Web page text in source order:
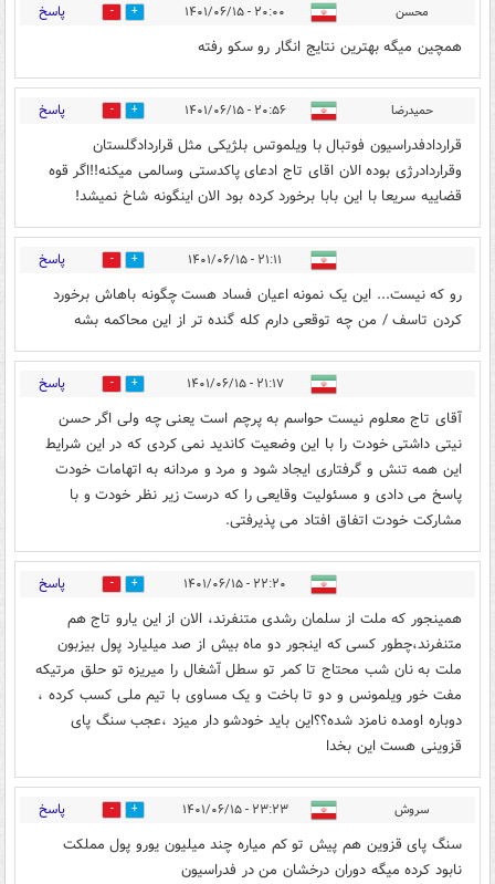
محسن ۲۰:۰۰ - ۱۴۰۱/۰۶/۱۵ 5 پاسخ
همچین میگه بهترین نتایج انگار رو سکو رفته
حمیدرضا ۲۰:۵۶ - ۱۴۰۱/۰۶/۱۵ 13 پاسخ
قراردادفدراسیون فوتبال با ویلموتس بلژیکی مثل قراردادگلستان
وقراردادرژی بوده الان اقای تاج ادعای پاکدستی وسالمی میکنه!!اگر قوه
قضاییه سریعا با این بابا برخورد کرده بود الان اینگونه شاخ نمیشد!
۲۱:۱۱ - ۱۴۰۱/۰۶/۱۵ 9 پاسخ
رو که نیست... این یک نمونه اعیان فساد هست چگونه باهاش برخورد
کردن تاسف / من چه توقعی دارم کله گنده تر از این محاکمه بشه
۲۱:۱۷ - ۱۴۰۱/۰۶/۱۵ 6 پاسخ
آقای تاج معلوم نیست حواسم به پرچم است یعنی چه ولی اگر حسن
نیتی داشتی خودت را با این وضعیت کاندید نمی کردی که در این شرایط
این همه تنش و گرفتاری ایجاد شود و مرد و مردانه به اتهامات خودت
پاسخ می دادی و مسئولیت وقایعی را که درست زیر نظر خودت و با
مشارکت خودت اتفاق افتاد می پذیرفتی.
۲۲:۲۰ - ۱۴۰۱/۰۶/۱۵ 5 پاسخ
همینجور که ملت از سلمان رشدی متنفرند، الان از این یارو تاج هم
متنفرند،چطور کسی که اینجور دو ماه بیش از صد میلیارد پول بیزبون
ملت به نان شب محتاج تا کمر تو سطل آشغال را میریزه تو حلق مرتیکه
مفت خور ویلمونس و دو تا باخت و یک مساوی با تیم ملی کسب کرده ،
دوباره اومده نامزد شده؟؟این باید خودشو دار میزد ،عجب سنگ پای
قزوینی هست این بخدا
سروش ۲۳:۲۳ - ۱۴۰۱/۰۶/۱۵ 2 پاسخ
سنگ پای قزوین هم پیش تو کم میاره چند میلیون یورو پول مملکت
نابود کرده میگه دوران درخشان من در فدراسیون